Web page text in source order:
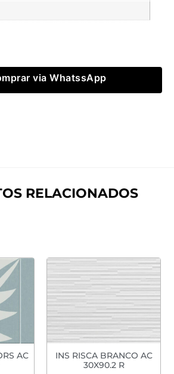
via WhatssApp
RELACIONADOS
AC
INS RISCA BRANCO AC
30X90.2 R